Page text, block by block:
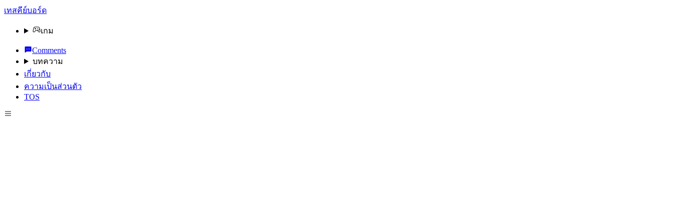
เทสคีย์บอร์ด
เกม
Comments
บทความ
เกี่ยวกับ
ความเป็นส่วนตัว
TOS